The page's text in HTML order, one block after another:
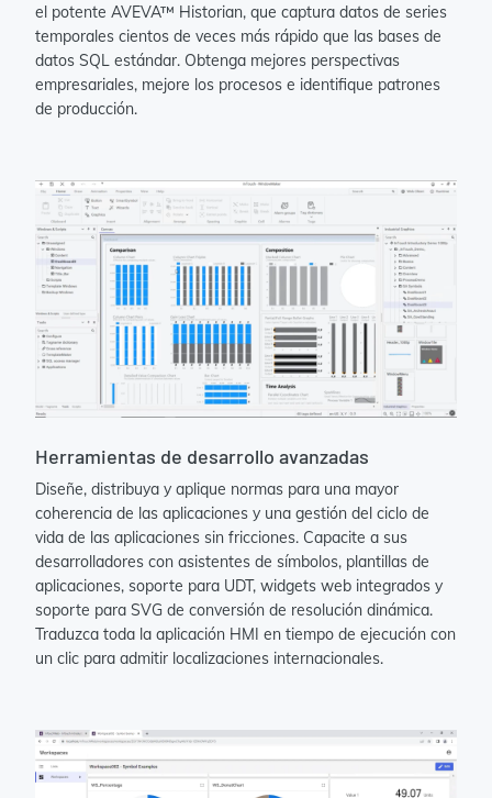
el potente AVEVA™ Historian, que captura datos de series
temporales cientos de veces más rápido que las bases de
datos SQL estándar. Obtenga mejores perspectivas
empresariales, mejore los procesos e identifique patrones
de producción.
Herramientas de desarrollo avanzadas
Diseñe, distribuya y aplique normas para una mayor
coherencia de las aplicaciones y una gestión del ciclo de
vida de las aplicaciones sin fricciones. Capacite a sus
desarrolladores con asistentes de símbolos, plantillas de
aplicaciones, soporte para UDT, widgets web integrados y
soporte para SVG de conversión de resolución dinámica.
Traduzca toda la aplicación HMI en tiempo de ejecución con
un clic para admitir localizaciones internacionales.